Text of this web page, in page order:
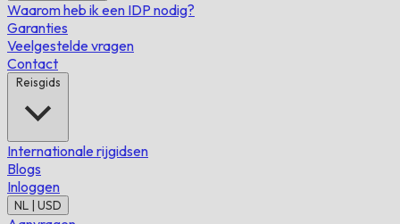
Waarom heb ik een IDP nodig?
Garanties
Veelgestelde vragen
Contact
Reisgids
Internationale rijgidsen
Blogs
Inloggen
NL | USD